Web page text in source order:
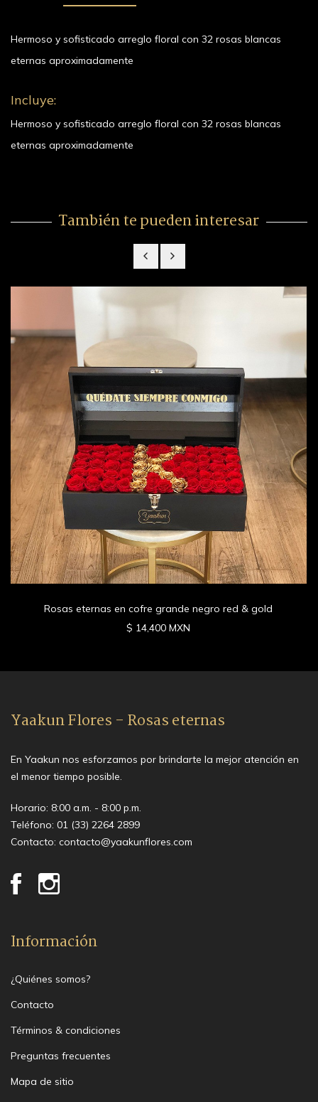
Hermoso y sofisticado arreglo floral con 32 rosas blancas
eternas aproximadamente
Incluye:
Hermoso y sofisticado arreglo floral con 32 rosas blancas
eternas aproximadamente
También te pueden interesar
Rosas eternas en cofre grande negro red & gold
$ 14,400 MXN
Yaakun Flores - Rosas eternas
En Yaakun nos esforzamos por brindarte la mejor atención en
el menor tiempo posible.
Horario: 8:00 a.m. - 8:00 p.m.
Teléfono: 01 (33) 2264 2899
Contacto: contacto@yaakunflores.com
Información
¿Quiénes somos?
Contacto
Términos & condiciones
Preguntas frecuentes
Mapa de sitio